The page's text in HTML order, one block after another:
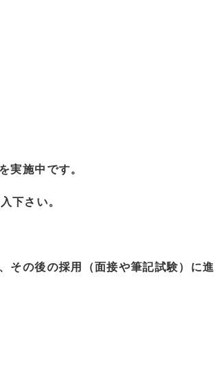
実施中です。
下さい。
その後の採用（面接や筆記試験）に